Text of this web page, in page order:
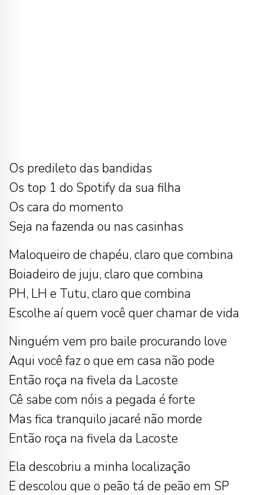
Os predileto das bandidas
Os top 1 do Spotify da sua filha
Os cara do momento
Seja na fazenda ou nas casinhas
Maloqueiro de chapéu, claro que combina
Boiadeiro de juju, claro que combina
PH, LH e Tutu, claro que combina
Escolhe aí quem você quer chamar de vida
Ninguém vem pro baile procurando love
Aqui você faz o que em casa não pode
Então roça na fivela da Lacoste
Cê sabe com nóis a pegada é forte
Mas fica tranquilo jacaré não morde
Então roça na fivela da Lacoste
Ela descobriu a minha localização
E descolou que o peão tá de peão em SP